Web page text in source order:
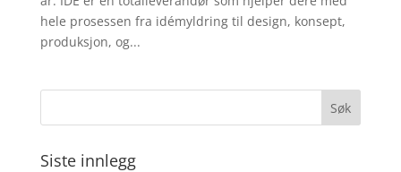
hele prosessen fra idémyldring til design, konsept,
produksjon, og...
Siste innlegg